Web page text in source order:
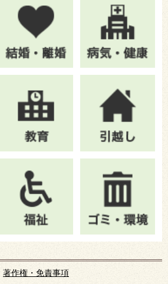
著作権・免責事項